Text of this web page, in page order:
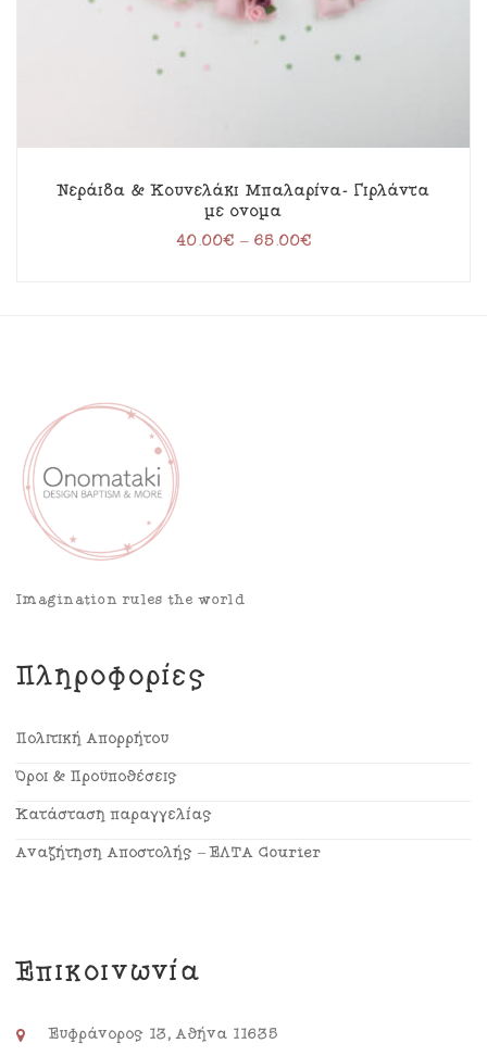
Νεράιδα & Κουνελάκι Μπαλαρίνα- Γιρλάντα
με όνομα
40.00€ – 65.00€
Imagination rules the world
Πληροφορίες
Πολιτική Απορρήτου
Όροι & Προϋποθέσεις
Κατάσταση παραγγελίας
Αναζήτηση Αποστολής – ΕΛΤΑ Courier
Επικοινωνία
Ευφράνορος 13, Αθήνα 11635